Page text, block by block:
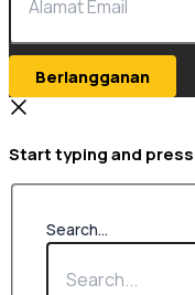
Berlangganan
Start typing and
Search...